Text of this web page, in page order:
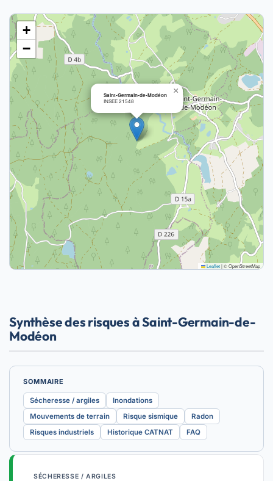
Saint-Germain-de-Modéon
INSEE 21548
×
+
−
Leaflet|© OpenStreetMap
Synthèse des risques à Saint-Germain-de-
Modéon
SOMMAIRE
Sécheresse / argiles
Inondations
Mouvements de terrain
Risque sismique
Radon
Risques industriels
Historique CATNAT FAQ
SÉCHERESSE / ARGILES